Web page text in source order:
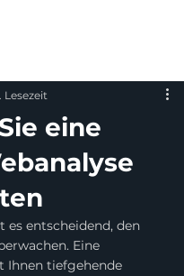
eine
Lesezeit
entscheidend, den
Eine
Ihnen tiefgehende